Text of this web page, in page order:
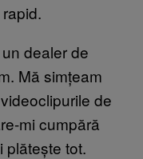
dealer de
Mă simțeam
de
mi cumpără
plătește tot.